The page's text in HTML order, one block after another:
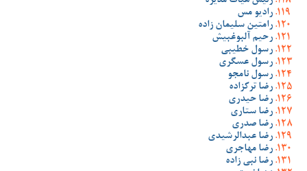
رادیو مس
رامتین سلیمان زاده
رحیم آلبوغبیش
رسول خطیبی
رسول عسگری
رسول نامجو
رضا ترکزاده
رضا حیدری
رضا ستاری
رضا صدری
رضا عبدالرشیدی
رضا مهاجری
رضا نبی زاده